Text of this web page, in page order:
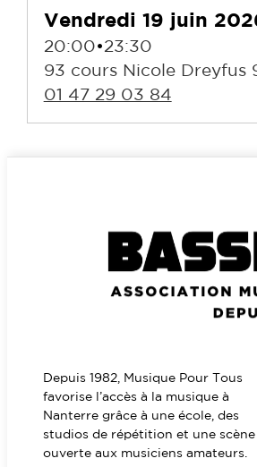
Vendredi 19 juin
20:00•23:30
93 cours Nicole Dreyfus
01 47 29 03 84
Depuis 1982, Musique Pour Tous
favorise l’accès à la musique à
Nanterre grâce à une école, des
studios de répétition et une scène
ouverte aux musiciens amateurs.